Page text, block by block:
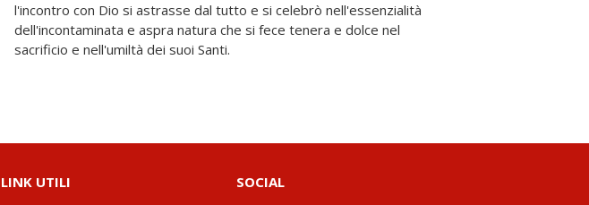
sacrificio e nell'umiltà dei suoi Santi.
LINK UTILI SOCIAL